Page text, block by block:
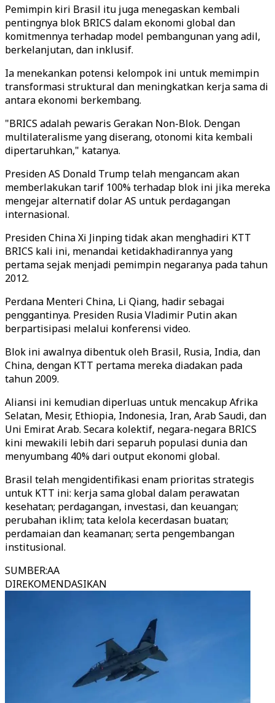
Pemimpin kiri Brasil itu juga menegaskan kembali
pentingnya blok BRICS dalam ekonomi global dan
komitmennya terhadap model pembangunan yang adil,
berkelanjutan, dan inklusif.
Ia menekankan potensi kelompok ini untuk memimpin
transformasi struktural dan meningkatkan kerja sama di
antara ekonomi berkembang.
"BRICS adalah pewaris Gerakan Non-Blok. Dengan
multilateralisme yang diserang, otonomi kita kembali
dipertaruhkan," katanya.
Presiden AS Donald Trump telah mengancam akan
memberlakukan tarif 100% terhadap blok ini jika mereka
mengejar alternatif dolar AS untuk perdagangan
internasional.
Presiden China Xi Jinping tidak akan menghadiri KTT
BRICS kali ini, menandai ketidakhadirannya yang
pertama sejak menjadi pemimpin negaranya pada tahun
2012.
Perdana Menteri China, Li Qiang, hadir sebagai
penggantinya. Presiden Rusia Vladimir Putin akan
berpartisipasi melalui konferensi video.
Blok ini awalnya dibentuk oleh Brasil, Rusia, India, dan
China, dengan KTT pertama mereka diadakan pada
tahun 2009.
Aliansi ini kemudian diperluas untuk mencakup Afrika
Selatan, Mesir, Ethiopia, Indonesia, Iran, Arab Saudi, dan
Uni Emirat Arab. Secara kolektif, negara-negara BRICS
kini mewakili lebih dari separuh populasi dunia dan
menyumbang 40% dari output ekonomi global.
Brasil telah mengidentifikasi enam prioritas strategis
untuk KTT ini: kerja sama global dalam perawatan
kesehatan; perdagangan, investasi, dan keuangan;
perubahan iklim; tata kelola kecerdasan buatan;
perdamaian dan keamanan; serta pengembangan
institusional.
SUMBER:AA
DIREKOMENDASIKAN